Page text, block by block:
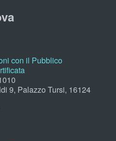
con il Pubblico
9, Palazzo Tursi, 16124